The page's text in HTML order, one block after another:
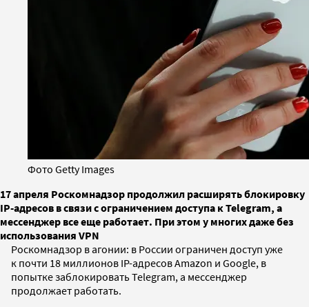
Фото Getty Images
17 апреля Роскомнадзор продолжил расширять блокировку
IP-адресов в связи с ограничением доступа к Telegram, а
мессенджер все еще работает. При этом у многих даже без
использования VPN
Роскомнадзор в агонии: в России ограничен доступ уже
к почти 18 миллионов IP-адресов Amazon и Google, в
попытке заблокировать Telegram, а мессенджер
продолжает работать.